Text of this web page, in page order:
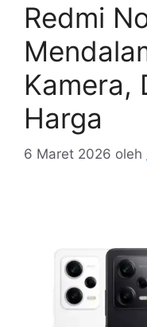
Redmi
Kamera,
Harga
6 Maret 2026 oleh